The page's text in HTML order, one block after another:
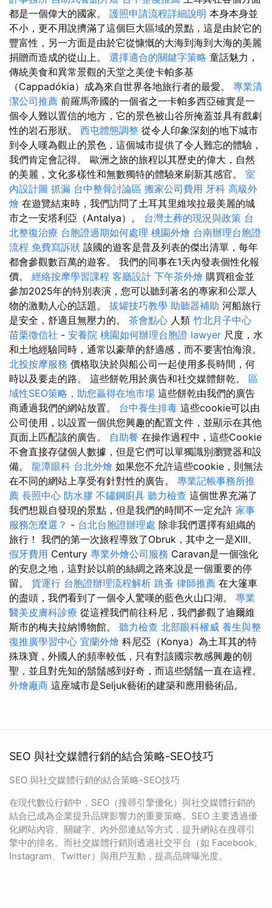
都是一個偉大的國家。 護照申請流程詳細說明 本身本身並
不小，更不用說擠滿了這個巨大區域的景點，這是由於它的
豐富性，另一方面是由於它從慷慨的大海到海到大海的美麗
捐贈而造成的從山上。 選擇適合的關鍵字策略 童話魅力，
傳統美食和異常景觀的天堂之美使卡帕多基
（Cappadókia）成為來自世界各地旅行者的最愛。 專業清
潔公司推薦 前羅馬帝國的一個省之一卡帕多西亞確實是一
個令人難以置信的地方，它的景色被山谷所掩蓋並具有戲劇
性的岩石形狀。 西屯體態調整 從令人印象深刻的地下城市
到令人嘆為觀止的景色，這個城市提供了令人難忘的體驗，
我們肯定會記得。 歐洲之旅的旅程以其歷史的偉大，自然
的美麗，文化多樣性和無數獨特的體驗來刷新其感官。 室
內設計圖 抓漏 台中整骨討論區 搬家公司費用 牙科 高級外
燴 在遊覽結束時，我們訪問了土耳其里維埃拉最美麗的城
市之一安塔利亞（Antalya）。 台灣土葬的現況與政策 台
北整復治療 台胞證過期如何處理 桃園外燴 台南辦理台胞證
流程 免費寫訴狀 該國的遊客是普及列表的傑出清單，每年
都會參觀數百萬的遊客。 我們的同事在1天內發表個性化報
價。 經絡按摩學習課程 客廳設計 下午茶外燴 購買租金並
參加2025年的特別表演，您可以聽到著名的專家和公眾人
物的激動人心的話題。 拔罐技巧教學 助聽器補助 河船旅行
是安全，舒適且無壓力的。 茶會點心 人類 竹北月子中心
苗栗徵信社 - 安養院 桃園如何辦理台胞證 lawyer 尺度，水
和土地經驗同時，通常以豪華的舒適感，而不要害怕海浪。
北投按摩服務 價格取決於與船公司一起使用多長時間，何
時以及要走的路。 這些餅乾用於廣告和社交媒體餅乾。 區
域性SEO策略，助您贏得在地市場 這些餅乾由我們的廣告
商通過我們的網站放置。 台中養生排毒 這些cookie可以由
公司使用，以設置一個供您興趣的配置文件，並顯示在其他
頁面上匹配該的廣告。 自助餐 在操作過程中，這些Cookie
不會直接存儲個人數據，但是它們可以單獨識別瀏覽器和設
備。 龍潭眼科 台北外燴 如果您不允許這些cookie，則無法
在不同的網站上享受有針對性的廣告。 專業記帳事務所推
薦 長照中心 防水膠 不鏽鋼廚具 聽力檢查 這個世界充滿了
我們想親自發現的景點，但是我們的時間不一定允許 家事
服務怎麼選？ - 台北台胞證辦理處 除非我們選擇有組織的
旅行！ 我們的第一次旅程導致了Obruk，其中之一是XIII。
假牙費用 Century 專業外燴公司服務 Caravan是一個強化
的安息之地，這對於以前的絲綢之路來說是一個重要的停
留。 貨運行 台胞證辦理流程解析 跳蚤 律師推薦 在大篷車
的盡頭，我們看到了一個令人驚嘆的藍色火山口湖。 專業
醫美皮膚科診療 從這裡我們前往科尼，我們參觀了迪爾維
斯市的梅夫拉納博物館。 聽力檢查 北部眼科權威 養生與整
復推廣學習中心 宜蘭外燴 科尼亞（Konya）為土耳其的特
殊珠寶，外國人的頻率較低，只有對該國宗教感興趣的朝
聖，並且對先知的鬍鬚感到好奇，而這些鬍鬚一直在這裡。
外燴廠商 這座城市是Seljuk藝術的建築和應用藝術品。
SEO 與社交媒體行銷的結合策略-SEO技巧
SEO 與社交媒體行銷的結合策略-SEO技巧
在現代數位行銷中，SEO（搜尋引擎優化）與社交媒體行銷的
結合已成為企業提升品牌影響力的重要策略。SEO 主要透過優
化網站內容、關鍵字、內外部連結等方式，提升網站在搜尋引
擎中的排名。而社交媒體行銷則透過社交平台（如 Facebook、
Instagram、Twitter）與用戶互動，提高品牌曝光度。